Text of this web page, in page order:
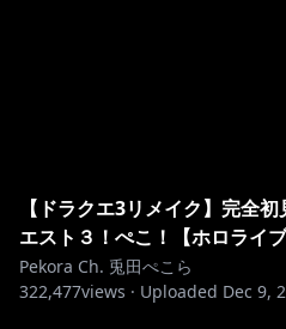
【ドラクエ3リメイク】完全
エスト３！ぺこ！【ホロライ
Pekora Ch. 兎田ぺこら
322,477views · Uploaded Dec 9,